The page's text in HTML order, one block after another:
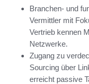
Branchen- und
Vermittler mit
Vertrieb kennen
Netzwerke.
Zugang zu
Sourcing über
erreicht passive